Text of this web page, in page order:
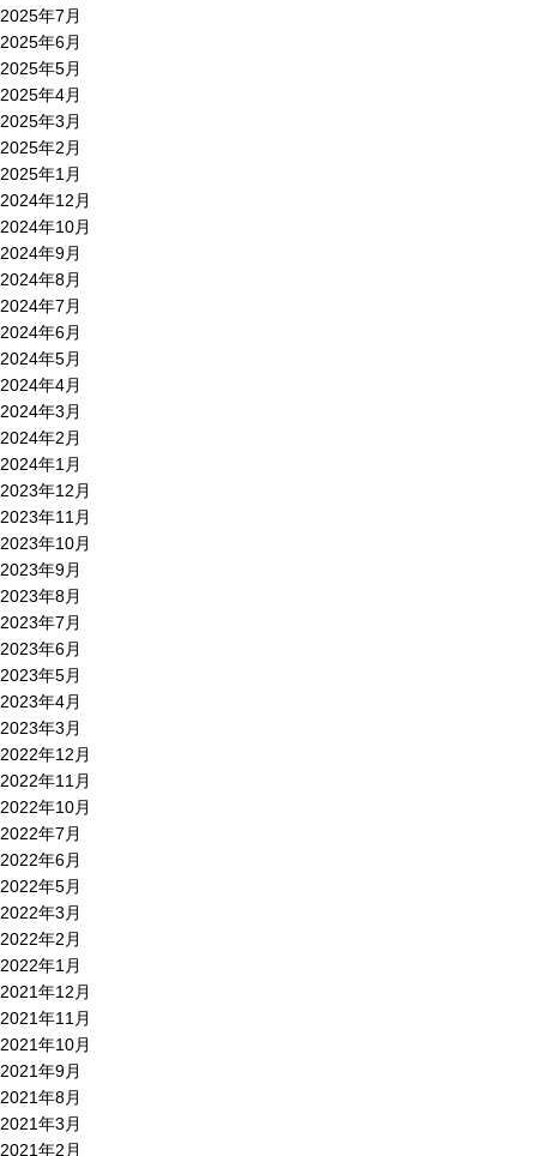
2025年7月
2025年6月
2025年5月
2025年4月
2025年3月
2025年2月
2025年1月
2024年12月
2024年10月
2024年9月
2024年8月
2024年7月
2024年6月
2024年5月
2024年4月
2024年3月
2024年2月
2024年1月
2023年12月
2023年11月
2023年10月
2023年9月
2023年8月
2023年7月
2023年6月
2023年5月
2023年4月
2023年3月
2022年12月
2022年11月
2022年10月
2022年7月
2022年6月
2022年5月
2022年3月
2022年2月
2022年1月
2021年12月
2021年11月
2021年10月
2021年9月
2021年8月
2021年3月
2021年2月